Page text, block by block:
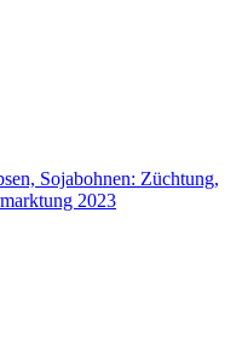
Sojabohnen: Züchtung,
2023